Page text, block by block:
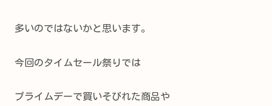
多いのではないかと思います。
今回のタイムセール祭りでは
プライムデーで買いそびれた商品や